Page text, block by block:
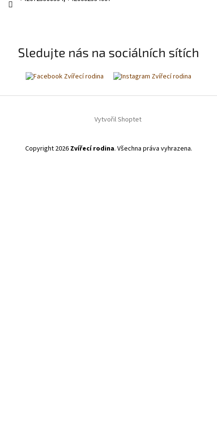
Sledujte nás na sociálních sítích
Vytvořil Shoptet
Copyright 2026 Zvířecí rodina. Všechna práva vyhrazena.